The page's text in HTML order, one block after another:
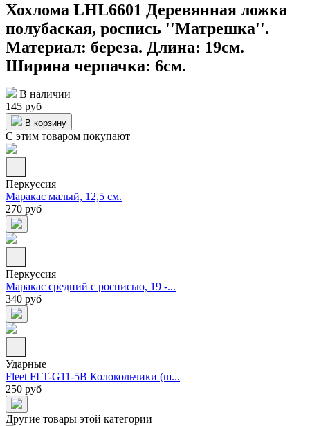
Хохлома LHL6601 Деревянная ложка
полубаская, роспись ''Матрешка''.
Материал: береза. Длина: 19см.
Ширина черпачка: 6см.
В наличии
145 руб
В корзину
С этим товаром покупают
Перкуссия
Маракас малый, 12,5 см.
270 руб
Перкуссия
Маракас средний с росписью, 19 -...
340 руб
Ударные
Fleet FLT-G11-5B Колокольчики (ш...
250 руб
Другие товары этой категории